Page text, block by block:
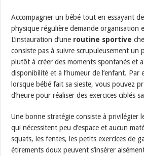
Accompagner un bébé tout en essayant
physique régulière demande organisation
L’instauration d’une routine sportive
consiste pas à suivre scrupuleusement un
plutôt à créer des moments spontanés et
disponibilité et à l’humeur de l’enfant. Par
lorsque bébé fait sa sieste, vous pouvez
d’heure pour réaliser des exercices ciblés
Une bonne stratégie consiste à privilégier
qui nécessitent peu d’espace et aucun
squats, les fentes, les petits exercices de
étirements doux peuvent s’insérer